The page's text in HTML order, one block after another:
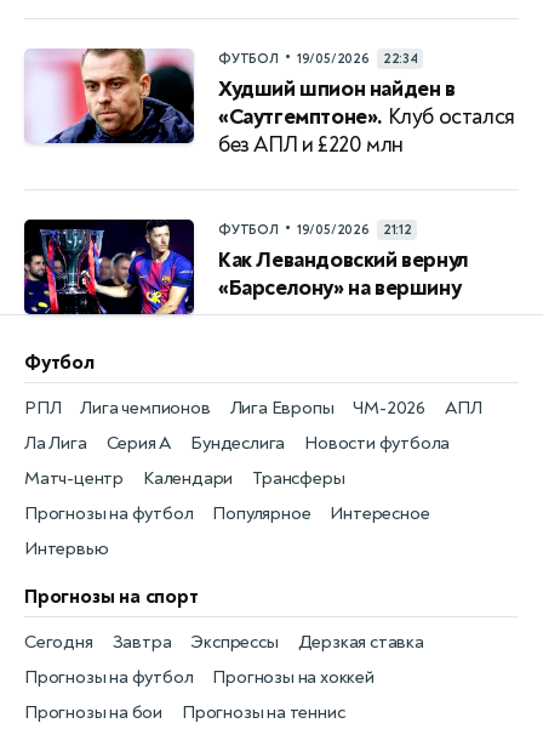
ФУТБОЛ • 19/05/2026 22:34
Худший шпион найден в
«Саутгемптоне». Клуб остался
без АПЛ и £220 млн
ФУТБОЛ • 19/05/2026 21:12
Как Левандовский вернул
«Барселону» на вершину
Футбол
Новости футбола
РПЛ
Матч-центр
Лига чемпионов
Календари
Лига Европы
Трансферы
ЧМ-2026
Прогнозы на футбол
АПЛ
Популярное
Ла Лига
Интересное
Серия А
Интервью
Бундеслига
Прогнозы на спорт
Прогнозы на футбол
Сегодня
Прогнозы на хоккей
Завтра
Прогнозы на бои
Экспрессы
Прогнозы на теннис
Дерзкая ставка